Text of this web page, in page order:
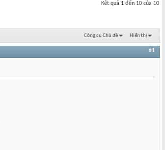
Kết quả 1 đến 10 của 10
Công cụ Chủ đề Hiển thị
#1